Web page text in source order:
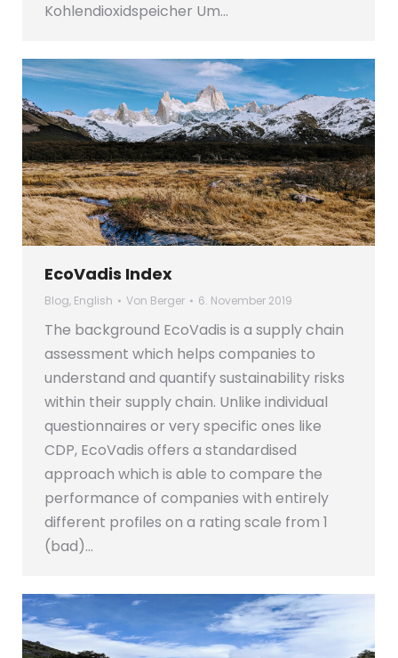
Kohlendioxidspeicher Um…
EcoVadis Index
Blog, English Von Berger 6. November 2019
The background EcoVadis is a supply chain
assessment which helps companies to
understand and quantify sustainability risks
within their supply chain. Unlike individual
questionnaires or very specific ones like
CDP, EcoVadis offers a standardised
approach which is able to compare the
performance of companies with entirely
different profiles on a rating scale from 1
(bad)…